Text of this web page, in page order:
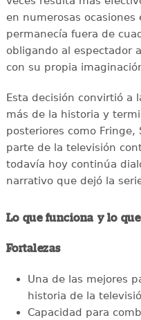
en numerosas
permanecía fuera de
obligando al espectador
con su propia
Esta decisión convirtió a
más de la historia y
posteriores como
parte de la televisión
todavía hoy continúa
narrativo que dejó la
Lo que funciona y lo
Fortalezas
Una de las mejores
historia de la
Capacidad para